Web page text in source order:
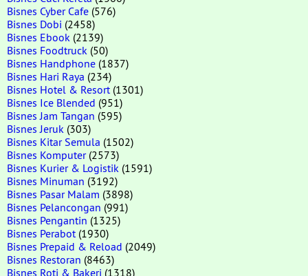
Bisnes Cyber Cafe (576)
Bisnes Dobi (2458)
Bisnes Ebook (2139)
Bisnes Foodtruck (50)
Bisnes Handphone (1837)
Bisnes Hari Raya (234)
Bisnes Hotel & Resort (1301)
Bisnes Ice Blended (951)
Bisnes Jam Tangan (595)
Bisnes Jeruk (303)
Bisnes Kitar Semula (1502)
Bisnes Komputer(2573)
Bisnes Kurier & Logistik (1591)
Bisnes Minuman (3192)
Bisnes Pasar Malam (3898)
Bisnes Pelancongan (991)
Bisnes Pengantin (1325)
Bisnes Perabot (1930)
Bisnes Prepaid & Reload (2049)
Bisnes Restoran (8463)
Bisnes Roti & Bakeri (1318)